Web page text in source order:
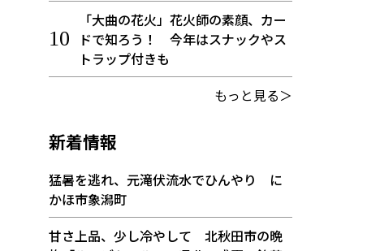
「大曲の花火」花火師の素顔、カー
ドで知ろう！ 今年はスナックやス
トラップ付きも
もっと見る＞
新着情報
猛暑を逃れ、元滝伏流水でひんやり に
かほ市象潟町
甘さ上品、少し冷やして 北秋田市の晩